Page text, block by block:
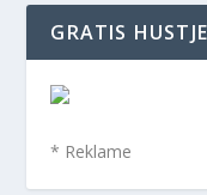
GRATIS
* Reklame